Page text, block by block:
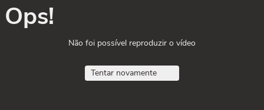
Ops!
Não foi possível reproduzir o vídeo
Tentar novamente